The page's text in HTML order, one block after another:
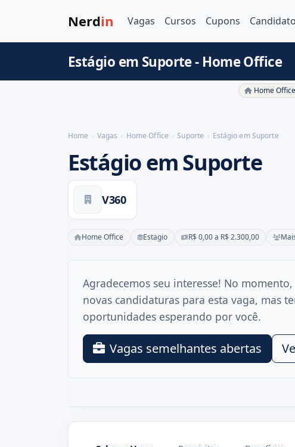
Nerdin Vagas Cursos Cupons Candidato
Estágio em Suporte - Home Office
Home Office
Home Vagas Home Office Suporte Estágio em Suporte
Estágio em Suporte
V360
Home Office Estagio R$ 0,00 a R$ 2.300,00
Agradecemos seu interesse! No
novas candidaturas para esta vaga, mas
oportunidades esperando por você.
Vagas semelhantes abertas